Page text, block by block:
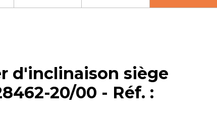
d'inclinaison siège
20/00 - Réf. :